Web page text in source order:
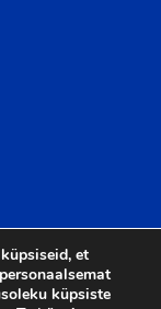
TAGASI ÜLES
et
küpsiste